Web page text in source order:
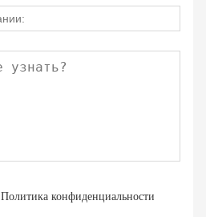
Политика конфиденциальности